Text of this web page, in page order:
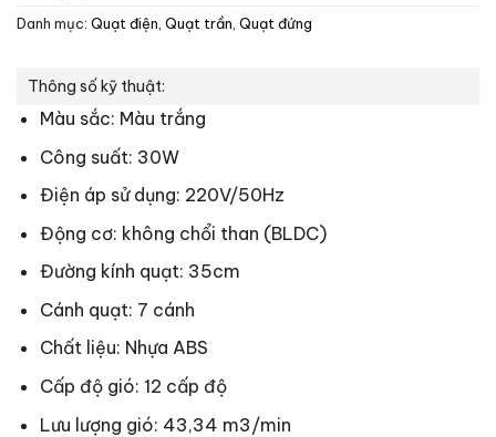
Danh mục: Quạt điện, Quạt trần Quạt đứng
Thông số kỹ thuật:
Màu sắc: Màu trắng
Công suất: 30W
Điện áp sử dụng: 220V/50Hz
Động cơ: không chổi than (BLDC)
Đường kính quạt: 35cm
Cánh quạt: 7 cánh
Chất liệu: Nhựa ABS
Cấp độ gió: 12 cấp độ
Lưu lượng gió: 43,34 m3/min